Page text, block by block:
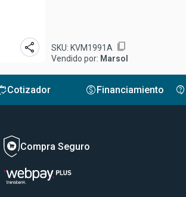
share SKU: KVM1991A content_copy
Vendido por: Marsol
Cotizador monetization_onFinanciamiento contact_support
Compra Seguro